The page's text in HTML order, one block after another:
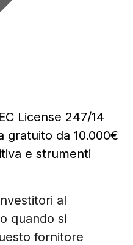
License 247/14
gratuito da 10.000€
e strumenti
al
quando si
fornitore